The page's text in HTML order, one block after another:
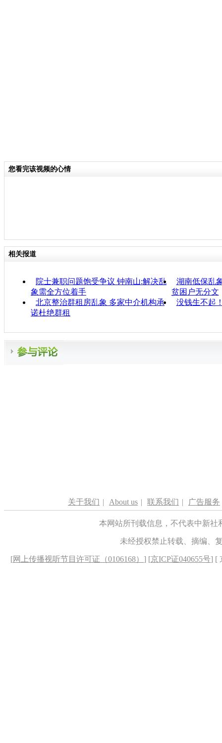
您看完该视频的心情
相关报道
院士兼职问题饱受争议 钟南山:解决乱
象需全方位着手
湖南低保乱
贫困户无分文
北京整治群租房乱象 多家中介机构承
诺杜绝群租
没钱生不起
关于我们 | About us | 联系我们 | 广告服务
本网站所刊载信息，不代表中新
未经授权禁止转载、摘编、
[网上传播视听节目许可证（0106168） ] [京ICP证040655号] [